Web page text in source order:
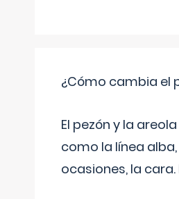
¿Cómo cambia el
El pezón y la
como la línea
ocasiones, la